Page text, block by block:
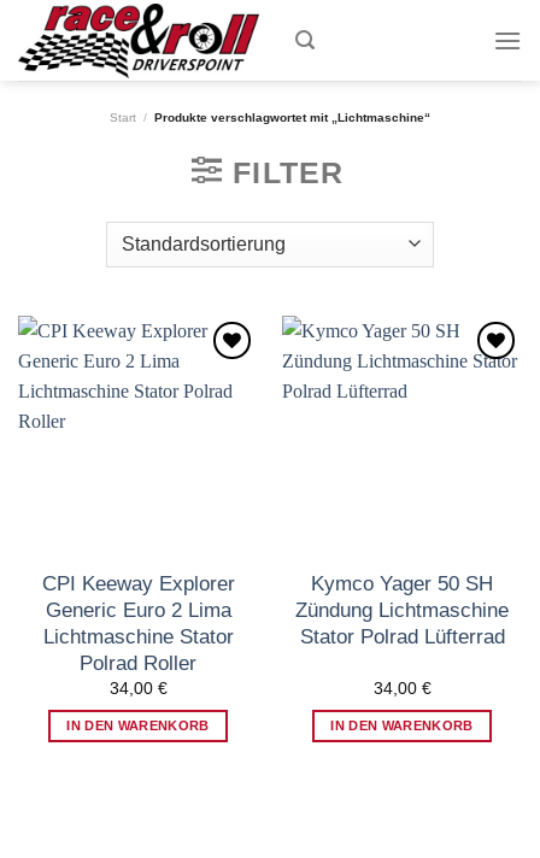
content
Start / Produkte verschlagwortet mit „Lichtmaschine“
FILTER
Zum
CPI Keeway Explorer
Generic Euro 2 Lima
Lichtmaschine Stator
Polrad Roller
34,00 €
IN DEN WARENKORB
Kymco Yager 50 SH
Zündung Lichtmaschine
Stator Polrad Lüfterrad
34,00 €
IN DEN WARENKORB